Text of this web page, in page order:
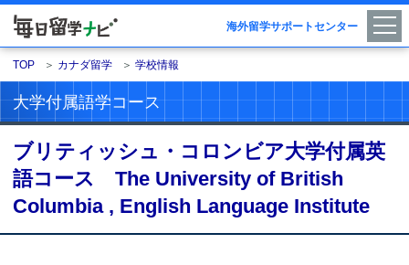
海外留学サポートセンター
TOP ＞ カナダ留学 ＞ 学校情報
大学付属語学コース
ブリティッシュ・コロンビア大学付属英
語コース The University of British
Columbia , English Language Institute